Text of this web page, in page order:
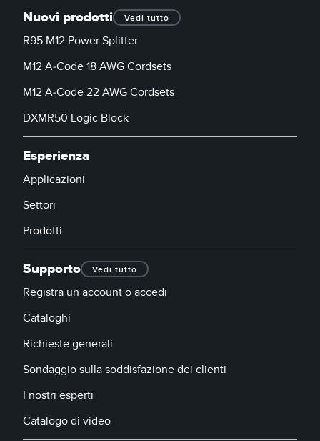
Software di configurazione dei sensori wireless
Software interfaccia utente sensore
Software per sensori di misura Banner
TECNOLOGIA
Nuovi prodotti Vedi tutto
R95 M12 Power Splitter
M12 A-Code 18 AWG Cordsets
M12 A-Code 22 AWG Cordsets
DXMR50 Logic Block
Esperienza
Applicazioni
Settori
Prodotti
Supporto Vedi tutto
Registra un account o accedi
Cataloghi
Richieste generali
Sondaggio sulla soddisfazione dei clienti
I nostri esperti
Catalogo di video